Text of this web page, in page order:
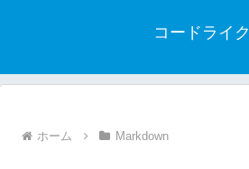
コードライク
ホーム Markdown